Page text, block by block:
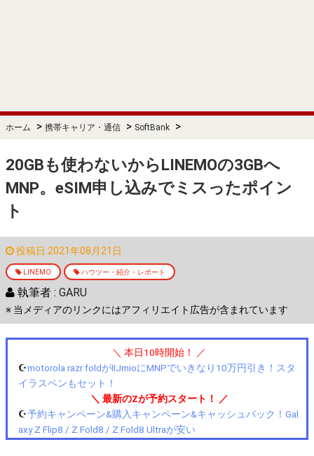
ホーム > 携帯キャリア・通信 > SoftBank >
20GBも使わないからLINEMOの3GBへ
MNP。eSIM申し込みでミスったポイン
ト
投稿日:2021年08月21日
LINEMO ハウツー・紹介・レポート
執筆者 : GARU
※ 当メディアのリンクにはアフィリエイト広告が含まれています
＼ 本日10時開始！ ／
☪️motorola razr foldがIIJmioにMNPでいきなり10万円引き！スタ
イラスペンもセット！
＼ 最新のZが予約スタート！ ／
☪️予約キャンペーン&購入キャンペーン&キャッシュバック！Gal
axy Z Flip8 / Z Fold8 / Z Fold8 Ultraが安い